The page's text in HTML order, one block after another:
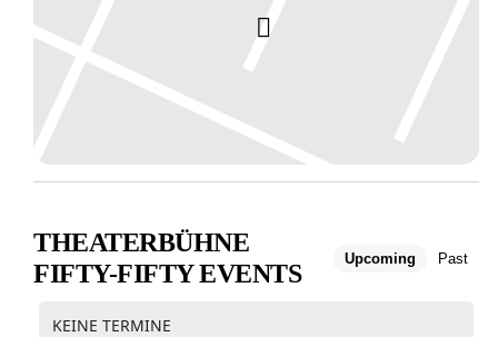
THEATERBÜHNE
FIFTY-FIFTY EVENTS
Upcoming Past
KEINE TERMINE